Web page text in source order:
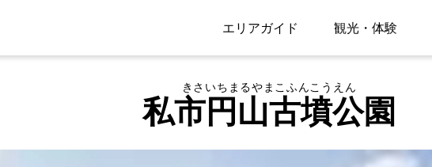
エリアガイド 観光・体験
私市円山古墳公園
きさいちまるやまこふんこうえん